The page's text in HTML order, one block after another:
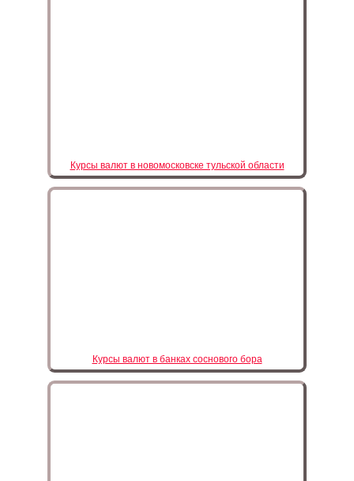
Курсы валют в новомосковске тульской области
Курсы валют в банках соснового бора